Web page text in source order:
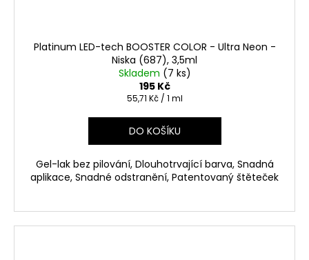
Platinum LED-tech BOOSTER COLOR - Ultra Neon -
Niska (687), 3,5ml
Skladem (7 ks)
195 Kč
Měrná
55,71 Kč / 1 ml
DO KOŠÍKU
Gel-lak bez pilování, Dlouhotrvající barva, Snadná
aplikace, Snadné odstranění, Patentovaný štěteček